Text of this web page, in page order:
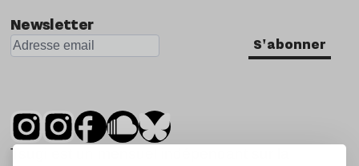
Newsletter
S'abonner
Tsugi est un mensuel indépendant sur la